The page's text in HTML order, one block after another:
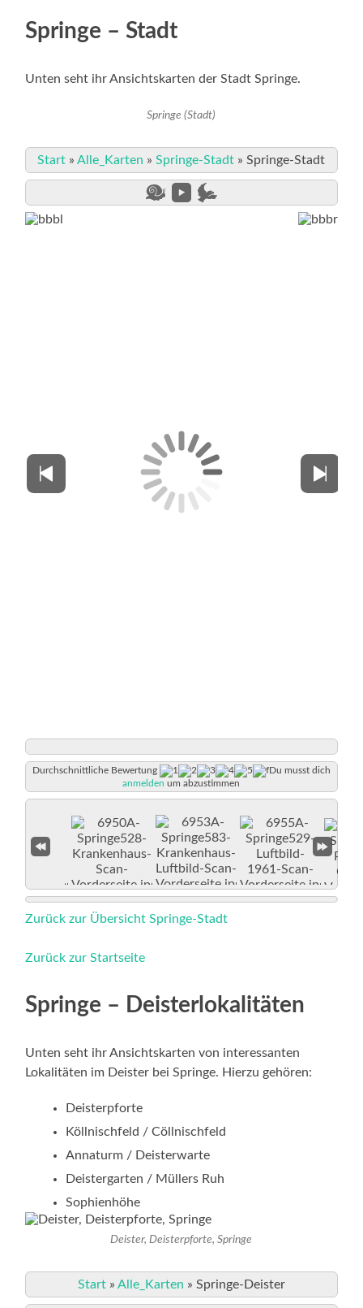
Springe – Stadt
Unten seht ihr Ansichtskarten der Stadt Springe.
Springe (Stadt)
Start »Alle_Karten »Springe-Stadt »Springe-Stadt
Durchschnittliche Bewertung
Du musst dich
anmelden um abzustimmen
Zurück zur Übersicht Springe-Stadt
Zurück zur Startseite
Springe – Deisterlokalitäten
Unten seht ihr Ansichtskarten von interessanten
Lokalitäten im Deister bei Springe. Hierzu gehören:
Deisterpforte
Köllnischfeld / Cöllnischfeld
Annaturm / Deisterwarte
Deistergarten / Müllers Ruh
Sophienhöhe
Deister, Deisterpforte, Springe
Start» Alle_Karten » Springe-Deister